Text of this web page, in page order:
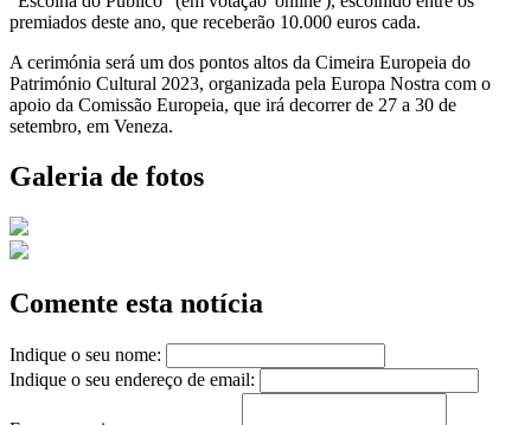
premiados deste ano, que receberão 10.000 euros cada.
A cerimónia será um dos pontos altos da Cimeira Europeia do
Património Cultural 2023, organizada pela Europa Nostra com o
apoio da Comissão Europeia, que irá decorrer de 27 a 30 de
setembro, em Veneza.
Galeria de fotos
Comente esta notícia
Indique o seu nome:
Indique o seu endereço de email: